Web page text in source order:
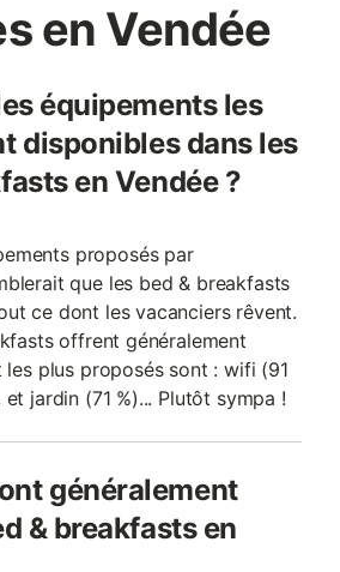
en Vendée
équipements les
disponibles dans les
en Vendée ?
proposés par
que les bed & breakfasts
ce dont les vacanciers rêvent.
offrent généralement
les plus proposés sont : wifi (91
et jardin (71 %)... Plutôt sympa !
généralement
& breakfasts en